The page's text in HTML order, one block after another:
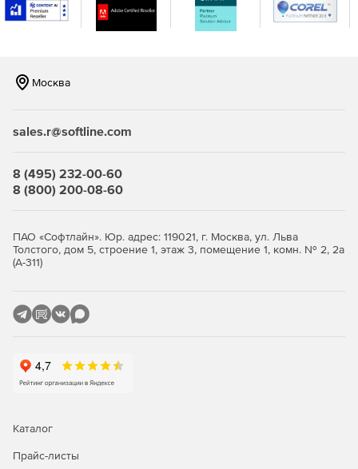
Технические характеристики Traffic Inspector Next
Generation:
несанкционированного доступа извне, раздает
(IDS/IPS) распознает источники атак и атакуемые
машины по определенным сигнатурам сетевого
трафика и эффективно «очищает» его;
мониторинг сетевой активности и отчеты (NetFlow:
отчет по сетевой активности, по наиболее
Users (по пользователям, генерировавшим запросы
на прокси), User IPs (по компьютерам,
RRDtool: отчет по состоянию интернет-канала, по
Системный журнал и syslog-ng);
Москва
sales.r@softline.com
8 (495) 232-00-60
8 (800) 200-08-60
ПАО «Софтлайн». Юр. адрес: 119021, г. Москва, ул. Льва
Толстого, дом 5, строение 1, этаж 3, помещение 1, комн. № 2, 2а
(А-311)
Каталог
Прайс-листы